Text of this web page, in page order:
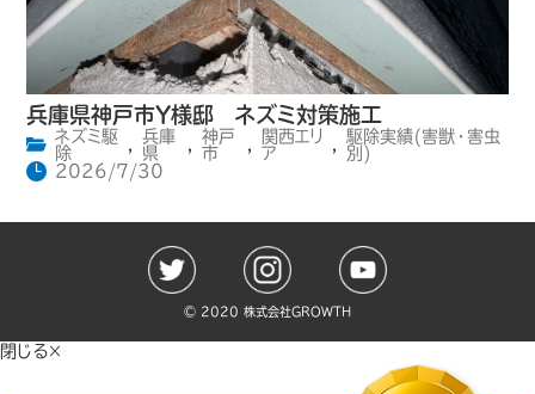
兵庫県神戸市Y様邸 ネズミ対策施工
ネズミ駆
除
,
兵庫
県
,
神戸
市
,
関西エリ
ア
,
駆除実績(害獣・害虫
別)
2026/7/30
©️ 2020 株式会社GROWTH
閉じる×